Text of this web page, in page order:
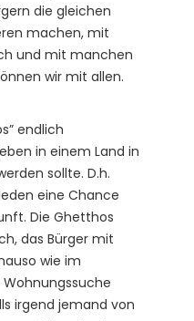
die gleichen
machen, mit
und mit manchen
wir mit allen.
endlich
in einem Land in
sollte. D.h.
eine Chance
Die Ghetthos
das Bürger mit
wie im
irgend jemand von